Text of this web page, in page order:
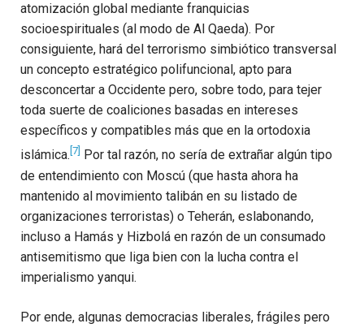
atomización global mediante franquicias
socioespirituales (al modo de Al Qaeda). Por
consiguiente, hará del terrorismo simbiótico transversal
un concepto estratégico polifuncional, apto para
desconcertar a Occidente pero, sobre todo, para tejer
toda suerte de coaliciones basadas en intereses
específicos y compatibles más que en la ortodoxia
islámica. [7]
Por tal razón, no sería de extrañar algún tipo
de entendimiento con Moscú (que hasta ahora ha
mantenido al movimiento talibán en su listado de
organizaciones terroristas) o Teherán, eslabonando,
incluso a Hamás y Hizbolá en razón de un consumado
antisemitismo que liga bien con la lucha contra el
imperialismo yanqui.
Por ende, algunas democracias liberales, frágiles pero